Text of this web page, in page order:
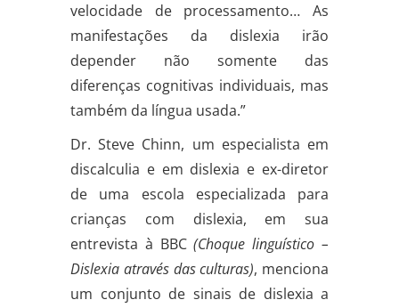
velocidade de processamento… As
manifestações da dislexia irão
depender não somente das
diferenças cognitivas individuais, mas
também da língua usada.”
Dr. Steve Chinn, um especialista em
discalculia e em dislexia e ex-diretor
de uma escola especializada para
crianças com dislexia, em sua
entrevista à BBC(Choque linguístico –
Dislexia através das culturas), menciona
um conjunto de sinais de dislexia a